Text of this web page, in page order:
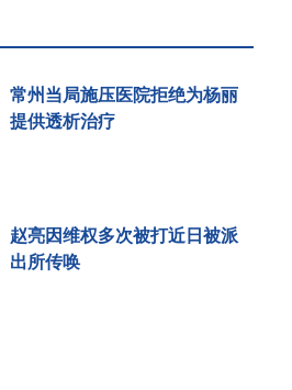
常州当局施压医院拒绝为杨丽
提供透析治疗
赵亮因维权多次被打近日被派
出所传唤